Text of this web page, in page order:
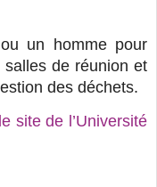
un homme pour
de réunion et
des déchets.
site de l’Université